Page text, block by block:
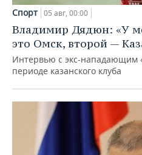
Спорт 05 авг, 00:00
Владимир Дядюн: «У
это Омск, второй —
Интервью с экс-нападающим
периоде казанского клуба